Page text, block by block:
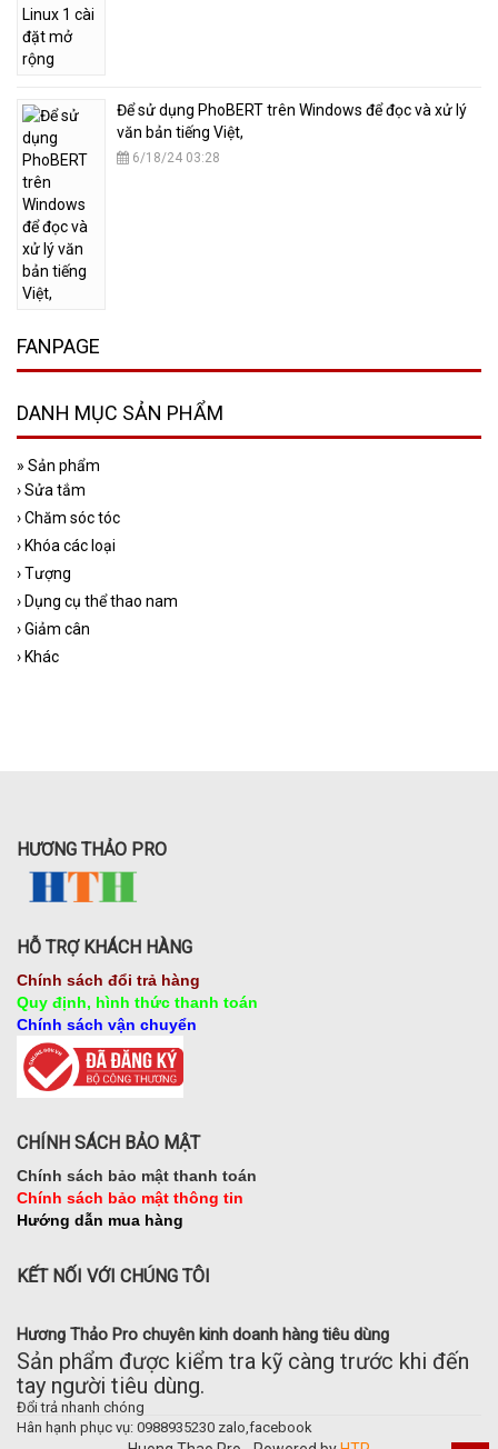
Hương Thảo Pro chuyên kinh doanh hàng tiêu dùng
Sản phẩm được kiểm tra kỹ càng trước khi đến
tay người tiêu dùng.
Đổi trả nhanh chóng
Hân hạnh phục vụ: 0988935230 zalo,facebook
​Để sử dụng PhoBERT trên Windows để đọc và xử lý
văn bản tiếng Việt,
6/18/24 03:28
FANPAGE
DANH MỤC SẢN PHẨM
» Sản phẩm
›Sửa tắm
›Chăm sóc tóc
› Khóa các loại
›Tượng
› Dụng cụ thể thao nam
›Giảm cân
› Khác
HƯƠNG THẢO PRO
HỖ TRỢ KHÁCH HÀNG
Chính sách đổi trả hàng
Quy định, hình thức thanh toán
Chính sách vận chuyển
CHÍNH SÁCH BẢO MẬT
Chính sách bảo mật thanh toán
Chính sách bảo mật thông tin
Hướng dẫn mua hàng
KẾT NỐI VỚI CHÚNG TÔI